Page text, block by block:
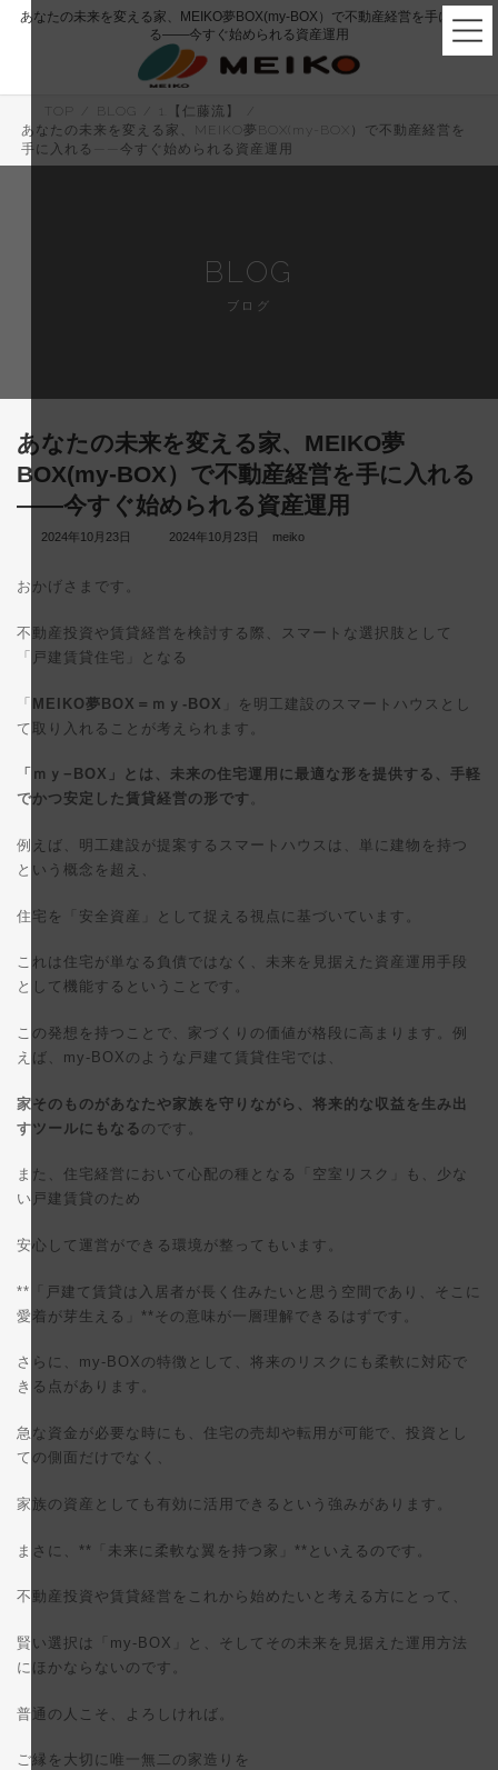
ッ
移
あなたの未来を変える家、MEIKO夢BOX(my-BOX）で不動産経営を手に入れ
る——今すぐ始められる資産運用
TOP BLOG
1.【仁藤流】
あなたの未来を変える家、MEIKO夢BOX(my-BOX）で不動産経営を
手に入れる——今すぐ始められる資産運用
BLOG
ブログ
あなたの未来を変える家、MEIKO夢
BOX(my-BOX）で不動産経営を手に入れる
——今すぐ始められる資産運用
2024年10月23日
最
:
2024年10月23日 meiko
おかげさまです。
不動産投資や賃貸経営を検討する際、スマートな選択肢として
「戸建賃貸住宅」となる
「 MEIKO夢BOX＝ｍｙ-BOX
」を明工建設のスマートハウスとし
て取り入れることが考えられます。
「ｍｙ−BOX」とは、未来の住宅運用に最適な形を提供する、手軽
でかつ安定した賃貸経営の形です
例えば、明工建設が提案するスマートハウスは、単に建物を持つ
という概念を超え、
住宅を「安全資産」として捉える視点に基づいています。
これは住宅が単なる負債ではなく、未来を見据えた資産運用手段
として機能するということです。
この発想を持つことで、家づくりの価値が格段に高まります。例
えば、my-BOXのような戸建て賃貸住宅では、
家そのものがあなたや家族を守りながら、将来的な収益を生み出
すツールにもなる のです。
また、住宅経営において心配の種となる「空室リスク」も、少な
い戸建賃貸のため
安心して運営ができる環境が整ってもいます。
**「戸建て賃貸は入居者が長く住みたいと思う空間であり、そこに
愛着が芽生える」**その意味が一層理解できるはずです。
さらに、my-BOXの特徴として、将来のリスクにも柔軟に対応で
きる点があります。
急な資金が必要な時にも、住宅の売却や転用が可能で、投資とし
ての側面だけでなく、
家族の資産としても有効に活用できるという強みがあります。
まさに、**「未来に柔軟な翼を持つ家」**といえるのです。
不動産投資や賃貸経営をこれから始めたいと考える方にとって、
賢い選択は「my-BOX」と、そしてその未来を見据えた運用方法
にほかならないのです。
普通の人こそ、よろしければ。
ご縁を大切に唯一無二の家造りを